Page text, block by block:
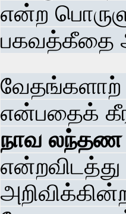
என்ற
பகவத்கீதை
வேதங்களாற்
என்பதைக்
நாவ லந்தண